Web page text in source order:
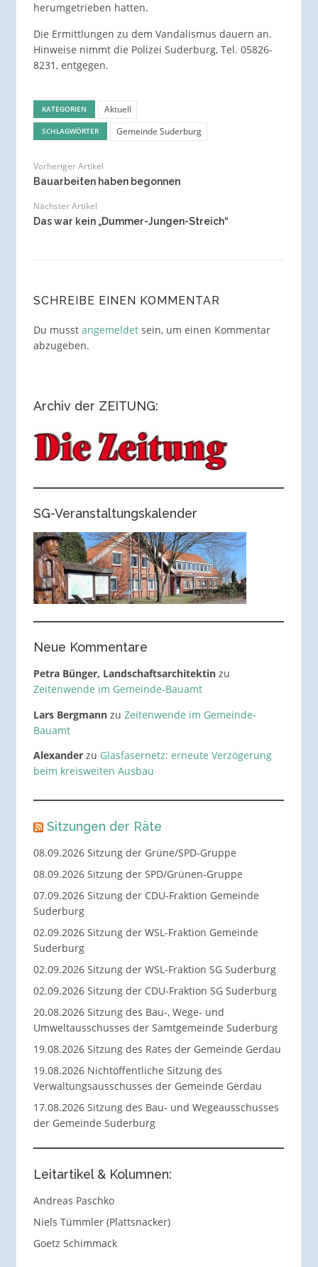
herumgetrieben hatten.
Die Ermittlungen zu dem Vandalismus dauern an.
Hinweise nimmt die Polizei Suderburg, Tel. 05826-
8231, entgegen.
KATEGORIEN Aktuell
SCHLAGWÖRTER Gemeinde Suderburg
Vorheriger Artikel
Bauarbeiten haben begonnen
Nächster Artikel
Das war kein „Dummer-Jungen-Streich“
SCHREIBE EINEN KOMMENTAR
Du musst angemeldetsein, um einen Kommentar
abzugeben.
Archiv der ZEITUNG:
SG-Veranstaltungskalender
Neue Kommentare
Petra Bünger, Landschaftsarchitektinzu
Zeitenwende im Gemeinde-Bauamt
Lars Bergmannzu Zeitenwende im Gemeinde-
Bauamt
Alexanderzu Glasfasernetz: erneute Verzögerung
beim kreisweiten Ausbau
Sitzungen der Räte
08.09.2026 Sitzung der Grüne/SPD-Gruppe
08.09.2026 Sitzung der SPD/Grünen-Gruppe
07.09.2026 Sitzung der CDU-Fraktion Gemeinde
Suderburg
02.09.2026 Sitzung der WSL-Fraktion Gemeinde
Suderburg
02.09.2026 Sitzung der WSL-Fraktion SG Suderburg
02.09.2026 Sitzung der CDU-Fraktion SG Suderburg
20.08.2026 Sitzung des Bau-, Wege- und
Umweltausschusses der Samtgemeinde Suderburg
19.08.2026 Sitzung des Rates der Gemeinde Gerdau
19.08.2026 Nichtöffentliche Sitzung des
Verwaltungsausschusses der Gemeinde Gerdau
17.08.2026 Sitzung des Bau- und Wegeausschusses
der Gemeinde Suderburg
Leitartikel & Kolumnen:
Andreas Paschko
Niels Tümmler (Plattsnacker)
Goetz Schimmack